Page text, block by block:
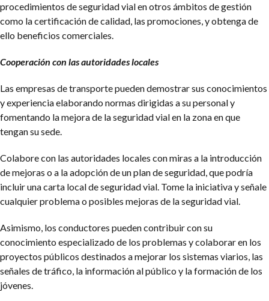
procedimientos de seguridad vial en otros ámbitos de gestión
como la certificación de calidad, las promociones, y obtenga de
ello beneficios comerciales.
Cooperación con las autoridades locales
Las empresas de transporte pueden demostrar sus conocimientos
y experiencia elaborando normas dirigidas a su personal y
fomentando la mejora de la seguridad vial en la zona en que
tengan su sede.
Colabore con las autoridades locales con miras a la introducción
de mejoras o a la adopción de un plan de seguridad, que podría
incluir una carta local de seguridad vial. Tome la iniciativa y señale
cualquier problema o posibles mejoras de la seguridad vial.
Asimismo, los conductores pueden contribuir con su
conocimiento especializado de los problemas y colaborar en los
proyectos públicos destinados a mejorar los sistemas viarios, las
señales de tráfico, la información al público y la formación de los
jóvenes.